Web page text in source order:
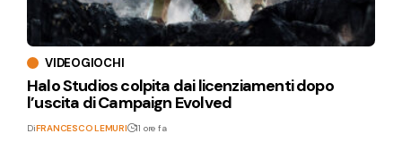
VIDEOGIOCHI
Halo Studios colpita dai licenziamenti dopo
l’uscita di Campaign Evolved
DiFRANCESCO LEMURI 11 ore fa